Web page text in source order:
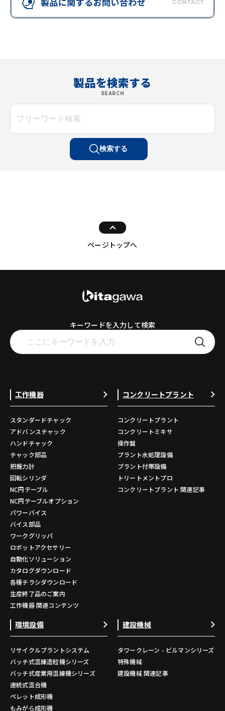
製品を検索する
SEARCH
検索する
ページトップへ
キーワードを入力して検索
工作機器
スタンダードチャック
アドバンスチャック
ハンドチャック
チャック部品
把握力計
回転シリンダ
NC円テーブル
NC円テーブルオプション
パワーバイス
バイス部品
ワークグリッパ
ロボットアクセサリー
自動化ソリューション
カタログダウンロード
各種チラシダウンロード
生産終了品のご案内
工作機器 関連コンテンツ
コンクリートプラント
コンクリートプラント
コンクリートミキサ
操作盤
プラント水処理設備
プラント付帯設備
トリートメントプロ
コンクリートプラント 関連記事
環境設備
リサイクルプラントシステム
バッチ式混練造粒機シリーズ
バッチ式産業用混練機シリーズ
連続式混合機
ペレット成形機
もみがら成形機
建設機械
タワークレーン - ビルマンシリーズ
特殊機械
建設機械 関連記事